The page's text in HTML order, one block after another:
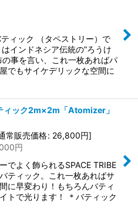
ティック （タペストリー）で
インドネシア伝統の”ろうけ
の事を言い、これ一枚あればパ
でもサイケデリックな空間に
ィック2m×2m「Atomizer」
常販売価格: 26,800円]
円
でよく飾られるSPACE TRIBE
ティック。これ一枚あればサ
に早変わり！もちろんバティ
トで光ります！ ＊バティック